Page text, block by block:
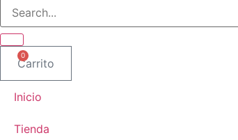
0
Carrito
Inicio
Tienda